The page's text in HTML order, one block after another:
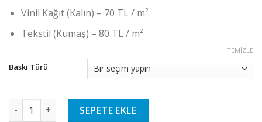
Vinil Kağıt (Kalın) – 70 TL / m²
Tekstil (Kumaş) – 80 TL / m²
Baskı Türü
TEMIZLE
Hayvan Duvar Kağıtları - 2 adet
SEPETE EKLE